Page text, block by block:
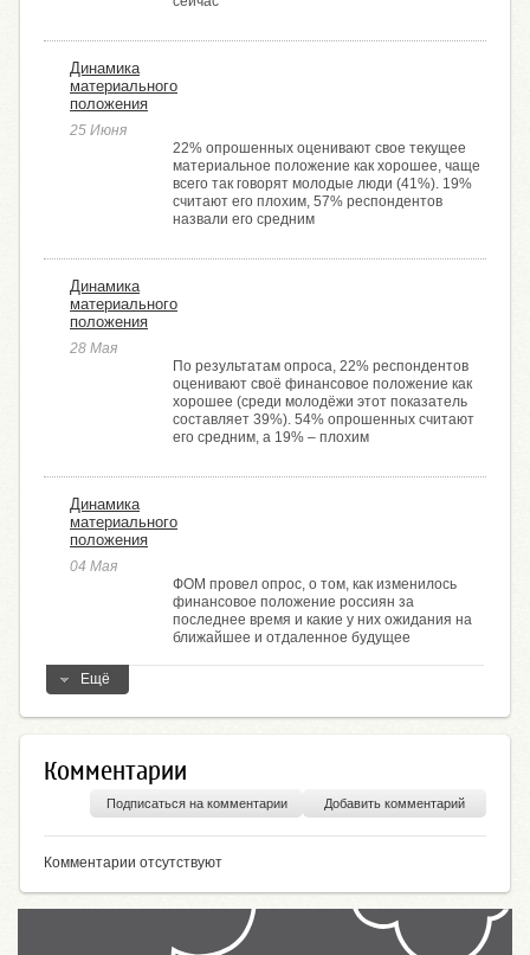
Динамика
материального
положения
25 Июня
22% опрошенных оценивают свое текущее
материальное положение как хорошее, чаще
всего так говорят молодые люди (41%). 19%
считают его плохим, 57% респондентов
назвали его средним
Динамика
материального
положения
28 Мая
По результатам опроса, 22% респондентов
оценивают своё финансовое положение как
хорошее (среди молодёжи этот показатель
составляет 39%). 54% опрошенных считают
его средним, а 19% ­– плохим
Динамика
материального
положения
04 Мая
ФОМ провел опрос, о том, как изменилось
финансовое положение россиян за
последнее время и какие у них ожидания на
ближайшее и отдаленное будущее
Ещё
Комментарии
Добавить комментарий
Подписаться на комментарии
Комментарии отсутствуют